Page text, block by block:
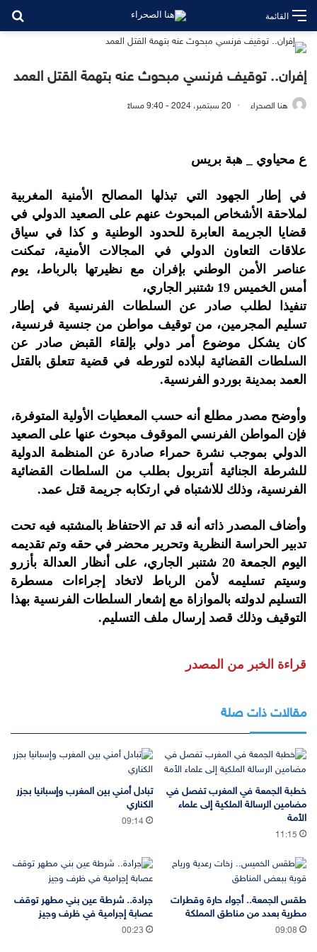
القائمة
إفران.. توقيف فرنسي مبحوث عنه بتهمة القتل العمد
هنا الصحراء 20 سبتمبر، 2024 - 9:40 مساءً
ع محياوي _ هبة بريس
في إطار الجهود التي تبذلها المصالح الأمنية المغربية
لملاحقة الأشخاص المبحوث عنهم على الصعيد الدولي في
قضايا الجريمة العابرة للحدود الوطنية و كذا في سياق
علاقات التعاون الدولي في المجالات الأمنية، تمكنت
عناصر الأمن الوطني بإفران مع نظيرتها بالرباط، يوم
أمس الخميس 19 شتنبر الجاري،
تنفيذا لطلب صادر عن السلطات الفرنسية في إطار
تسليم المجرمين، من توقيف مواطن من جنسية فرنسية،
كان يشكل موضوع أمر دولي بإلقاء القبض صادر عن
السلطات القضائية لبلاده لتورطه في قضية تتعلق بالقتل
العمد بمدينة بوردو الفرنسية.
وأوضح مصدر مطلع أنه حسب المعطيات الأولية المتوفرة،
فإن المواطن الفرنسي الموقوف مبحوث عنها على الصعيد
الدولي بموجب نشرة حمراء صادرة عن المنظمة الدولية
للشرطة الجنائية أنتربول بطلب من السلطات القضائية
الفرنسية، وذلك للاشتباه في ارتكابه جريمة قتل عمد.
وأضاف المصدر ذاته أنه قد تم الاحتفاظ بالمشتبه فيه تحت
تدبير الحراسة النظرية وتحرير محضر في حقه وتم تقديمه
اليوم الجمعة 20 شتنبر الجاري، على أنظار العدالة بأزرو
وسيتم تسليمه لأمن الرباط لاتخاد إجراءات مسطرة
التسليم لدولته بالموازاة مع إشعار السلطات الفرنسية بهذا
التوقيف وذلك قصد إرسال ملف التسليم.
قراءة الخبر من المصدر
مقالات ذات صلة
خطبة الجمعة في المغرب تفصل في
مضامين الرسالة الملكية إلى علماء
الأمة
11:15
تبادل أمني بين المغرب وإسبانيا بجزر
الكناري
09:14
طقس الجمعة.. أجواء حارة وقطرات
مطرية بعدد من مناطق المملكة
09:08
جرادة.. شرطة عين بني مطهر توقف
عصابة إجرامية في ظرف وجيز
00:23